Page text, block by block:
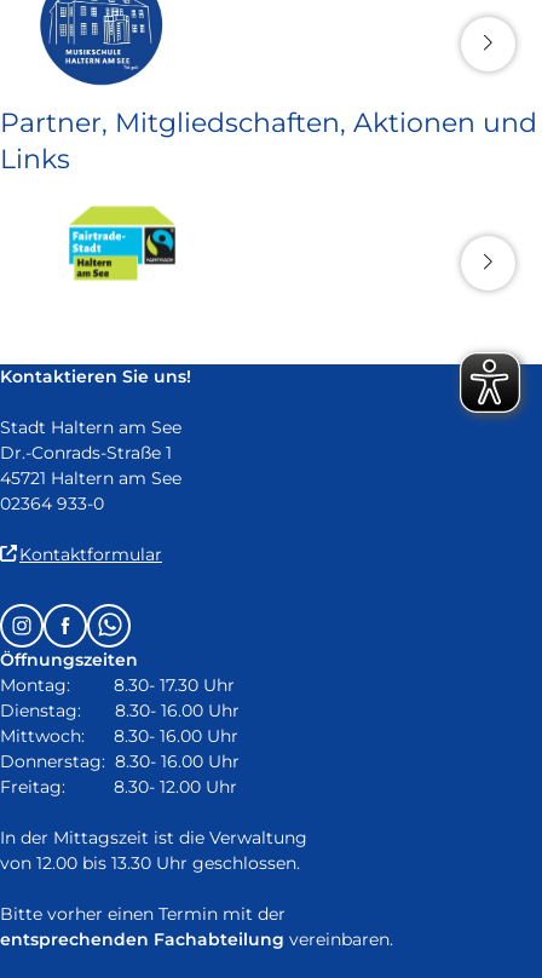
Partner, Mitgliedschaften, Aktionen und
Links
Kontaktieren Sie uns!
Stadt Haltern am See
Dr.-Conrads-Straße 1
45721 Haltern am See
02364 933-0
Kontaktformular
in
neuem
Fenster)
Follow
us
on:
InstagramFacebookWhatsapp
Öffnungszeiten
Montag: 8.30- 17.30 Uhr
Dienstag: 8.30- 16.00 Uhr
Mittwoch: 8.30- 16.00 Uhr
Donnerstag: 8.30- 16.00 Uhr
Freitag: 8.30- 12.00 Uhr
In der Mittagszeit ist die Verwaltung
von 12.00 bis 13.30 Uhr geschlossen.
Bitte vorher einen Termin mit der
entsprechenden Fachabteilung vereinbaren.